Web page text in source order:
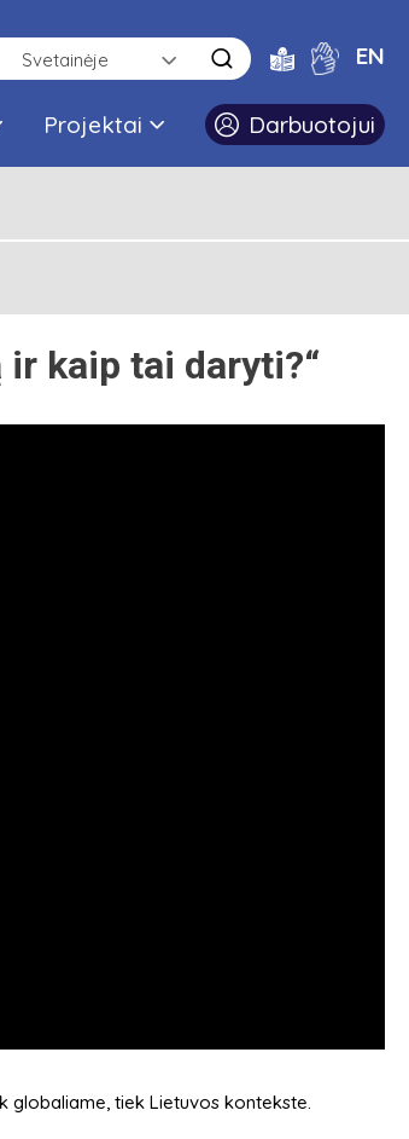
Svetainėje EN
Projektai Darbuotojui
kaip tai daryti?“
globaliame, tiek Lietuvos kontekste.